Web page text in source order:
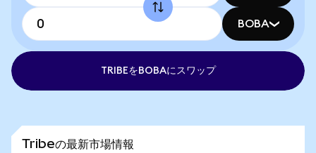
BOBA
TRIBEをBOBAにスワップ
Tribeの最新市場情報